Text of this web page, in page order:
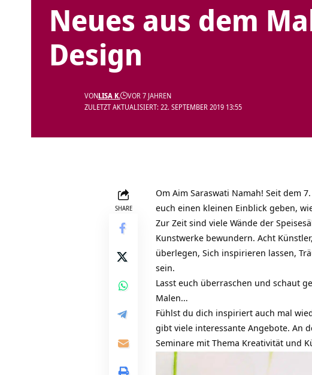
Neues aus dem
Design
ZULETZT AKTUALISIERT: 22. SEPTEMBER 2019 13:55
VONLISA K. VOR 7 JAHREN
SHARE
Om Aim Saraswati Namah! Seit dem
euch einen kleinen Einblick geben,
Zur Zeit sind viele Wände der
Kunstwerke bewundern. Acht
überlegen, Sich inspirieren lassen,
sein.
Lasst euch überraschen und schaut
Malen…
Fühlst du dich inspiriert auch mal
gibt viele interessante Angebote. An
Seminare mit Thema Kreativität und